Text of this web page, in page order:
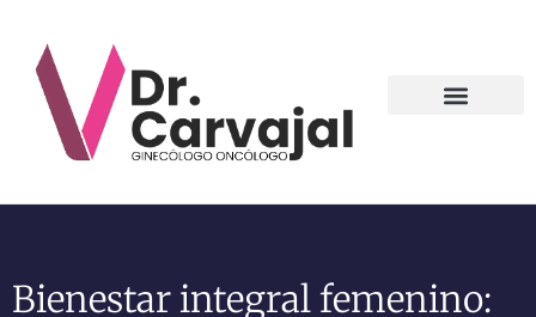
Bienestar integral femenino: